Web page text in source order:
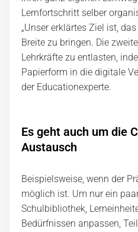
Lernfortschritt selber
„Unser erklärtes Ziel ist,
Breite zu bringen. Die
Lehrkräfte zu entlasten,
Papierform in die digitale
der Educationexperte.
Es geht auch um die
Austausch
Beispielsweise, wenn der
möglich ist. Um nur ein
Schulbibliothek,
Bedürfnissen anpassen,